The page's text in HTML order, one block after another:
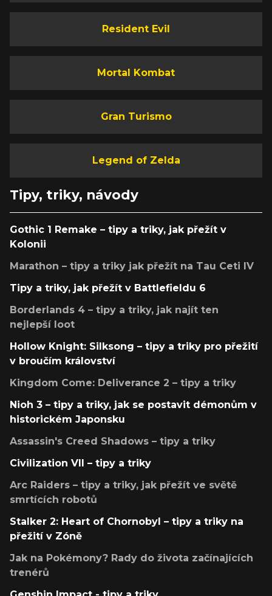
Resident Evil
Mortal Kombat
Gran Turismo
Legend of Zelda
Tipy, triky, návody
Gothic 1 Remake – tipy a triky, jak přežít v
Kolonii
Marathon – tipy a triky jak přežít na Tau Ceti IV
Tipy a triky, jak přežít v Battlefieldu 6
Borderlands 4 – tipy a triky, jak najít ten
nejlepší loot
Hollow Knight: Silksong – tipy a triky pro přežití
v broučím království
Kingdom Come: Deliverance 2 – tipy a triky
Nioh 3 – tipy a triky, jak se postavit démonům v
historickém Japonsku
Assassin's Creed Shadows – tipy a triky
Civilization VII – tipy a triky
Arc Raiders – tipy a triky, jak přežít ve světě
smrtících robotů
Stalker 2: Heart of Chornobyl – tipy a triky na
přežití v Zóně
Jak na Pokémony? Rady do života začínajících
trenérů